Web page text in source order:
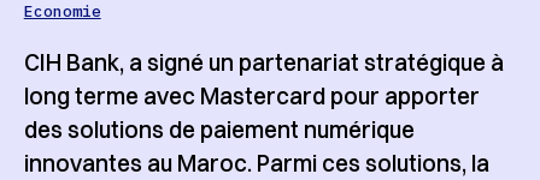
Economie
CIH Bank, a signé un partenariat stratégique à
long terme avec Mastercard pour apporter
des solutions de paiement numérique
innovantes au Maroc. Parmi ces solutions, la